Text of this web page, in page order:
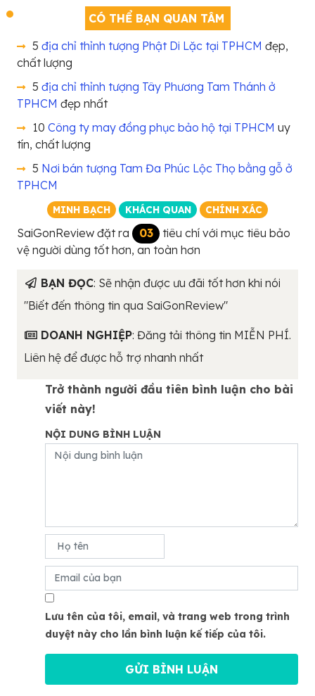
CÓ THỂ BẠN QUAN TÂM
5 địa chỉ thỉnh tượng Phật Di Lặc tại TPHCM đẹp,
chất lượng
5 địa chỉ thỉnh tượng Tây Phương Tam Thánh ở
TPHCM đẹp nhất
10 Công ty may đồng phục bảo hộ tại TPHCM uy
tín, chất lượng
5 Nơi bán tượng Tam Đa Phúc Lộc Thọ bằng gỗ ở
TPHCM
MINH BẠCH KHÁCH QUAN CHÍNH XÁC
SaiGonReview đặt ra 03
tiêu chí với mục tiêu bảo
vệ người dùng tốt hơn, an toàn hơn
BẠN ĐỌC: Sẽ nhận được ưu đãi tốt hơn khi nói
"Biết đến thông tin qua SaiGonReview"
DOANH NGHIỆP: Đăng tải thông tin MIỄN PHÍ.
Liên hệ để được hỗ trợ nhanh nhất
Trở thành người đầu tiên bình luận cho bài
viết này!
NỘI DUNG BÌNH LUẬN
Lưu tên của tôi, email, và trang web trong trình
duyệt này cho lần bình luận kế tiếp của tôi.